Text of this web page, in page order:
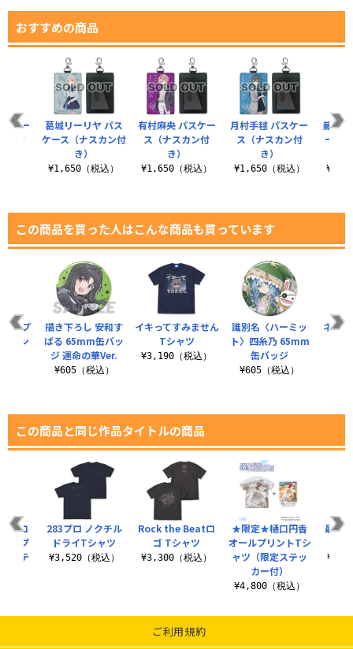
おすすめの商品
有村麻央 パスケー
ス（ナスカン付
き）
¥1,650（税込）
月村手毬 パスケー
ス（ナスカン付
き）
¥1,650（税込）
藤田
ース
ケー
ン付
葛城リーリヤ パス
ケース（ナスカン付
き）
¥1,650（税込）
この商品を買った人はこんな商品も買っています
イキってすみません
Tシャツ
¥3,190（税込）
識別名〈ハーミッ
ト〉四糸乃 65mm
缶バッジ
¥605（税込）
ネコ
面プ
ョン
描き下ろし 安和す
ばる 65mm缶バッ
ジ 運命の華Ver.
¥605（税込）
この商品と同じ作品タイトルの商品
Rock the Beatロ
ゴ Tシャツ
¥3,300（税込）
★限定★樋口円香
オールプリントTシ
ャツ（限定ステッ
カー付）
¥4,800（税込）
最上
プロ
ップ
ステ
283プロ ノクチル
ドライTシャツ
¥3,520（税込）
ご利用規約